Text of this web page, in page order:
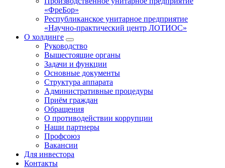
«ФреБор»
Республиканское унитарное предприятие
«Научно-практический центр ЛОТИОС»
О холдинге
Руководство
Вышестоящие органы
Задачи и функции
Основные документы
Структура аппарата
Административные процедуры
Приём граждан
Обращения
О противодействии коррупции
Наши партнеры
Профсоюз
Вакансии
Для инвестора
Контакты